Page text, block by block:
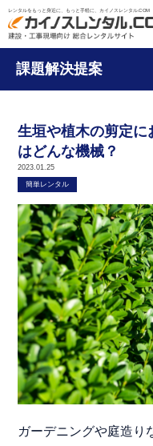
レンタルをもっと身近に、もっと手軽に、カイノスレンタル.COM
課題解決提案
生垣や植木の剪定に
はどんな機械？
2023.01.25
簡単レンタル
ガーデニングや庭造り